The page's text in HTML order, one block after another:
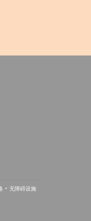
窗口中打开))
无障碍设施((在新窗口中打开))